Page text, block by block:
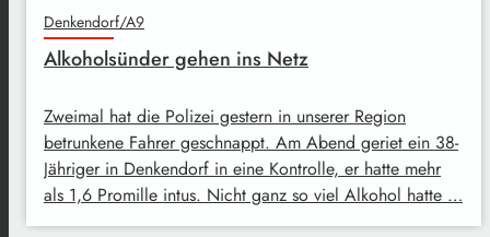
Denkendorf/A9
Alkoholsünder gehen ins Netz
Zweimal hat die Polizei gestern in unserer Region
betrunkene Fahrer geschnappt. Am Abend geriet ein 38-
Jähriger in Denkendorf in eine Kontrolle, er hatte mehr
als 1,6 Promille intus. Nicht ganz so viel Alkohol hatte …